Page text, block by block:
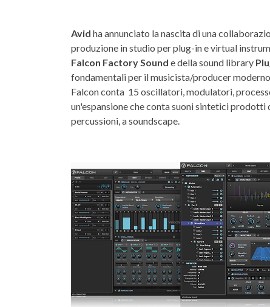
Avid ha annunciato la nascita di una
produzione in studio per plug-in e virtual
Falcon Factory Sound e della sound library
fondamentali per il musicista/producer
Falcon conta 15 oscillatori, modulatori,
un'espansione che conta suoni sintetici prodotti
percussioni, a soundscape.